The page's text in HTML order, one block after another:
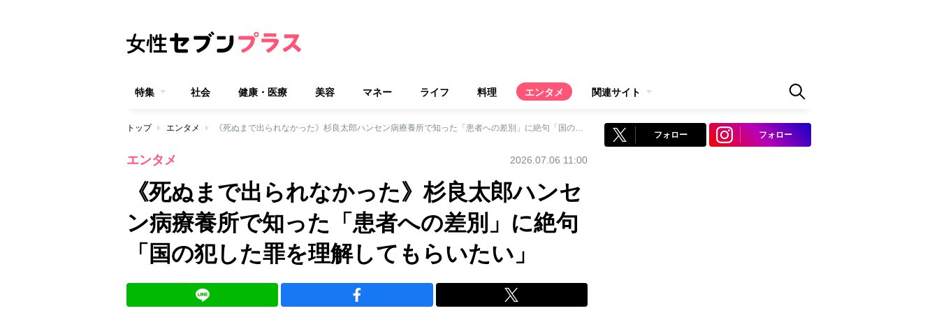
特集 社会 健康・医療 美容 マネー ライフ 料理 エンタメ 関連サイト
トップ エンタメ 《死ぬまで出られなかった》杉良太郎ハンセン病療養所で知った「患者への差別」に絶句「国の犯した罪を理解してもらいたい」
エンタメ 2026.07.06 11:00
《死ぬまで出られなかった》杉良太郎ハンセ
ン病療養所で知った「患者への差別」に絶句
「国の犯した罪を理解してもらいたい」
フォロー フォロー